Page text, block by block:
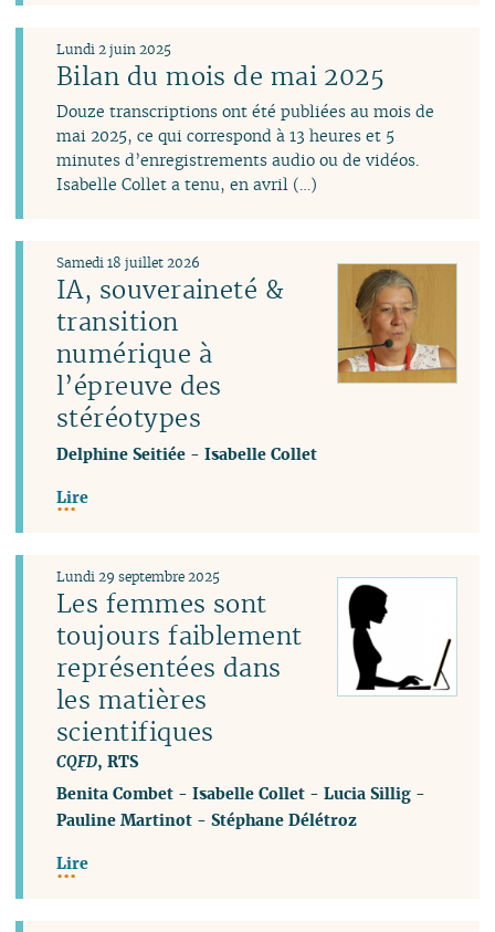
Bilan du mois de mai 2025
Lundi 2 juin 2025
Douze transcriptions ont été publiées au mois de
mai 2025, ce qui correspond à 13 heures et 5
minutes d’enregistrements audio ou de vidéos.
Isabelle Collet a tenu, en avril (…)
IA, souveraineté &
transition
numérique à
l’épreuve des
stéréotypes
Samedi 18 juillet 2026
Delphine Seitiée -Isabelle Collet
Lire
Les femmes sont
toujours faiblement
représentées dans
les matières
scientifiques
CQFD, RTS
Lundi 29 septembre 2025
Benita Combet -Isabelle Collet -Lucia Sillig -
Pauline Martinot -Stéphane Délétroz
Lire